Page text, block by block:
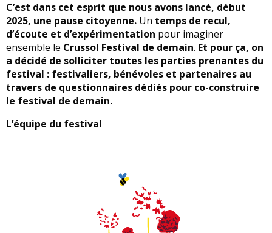
C’est dans cet esprit que nous avons lancé, début
2025, une pause citoyenne. Un temps de recul,
d’écoute et d’expérimentation pour imaginer
ensemble le Crussol Festival de demain. Et pour ça, on
a décidé de solliciter toutes les parties prenantes du
festival : festivaliers, bénévoles et partenaires au
travers de questionnaires dédiés pour co-construire
le festival de demain.
L’équipe du festival